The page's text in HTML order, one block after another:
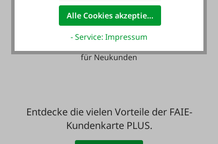
Zahlung auf Wunsch
mit Rechnung - auch
für Neukunden
Entdecke die vielen Vorteile der FAIE-
Kundenkarte PLUS.
Alle Cookies akzeptieren
- Service: Impressum